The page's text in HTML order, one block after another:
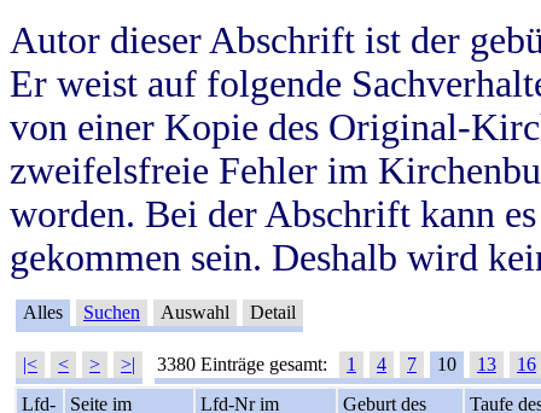
Autor dieser Abschrift ist der
Er weist auf folgende
von einer Kopie des Original-
zweifelsfreie Fehler im
worden. Bei der Abschrift kann
gekommen sein. Deshalb wird
Alles Suchen Auswahl Detail
|< < > >| 3380 Einträge gesamt: 1 4 7 10 13
16
Lfd-
Seite im Lfd-Nr im Geburt des Taufe